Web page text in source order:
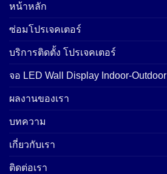
หน้าหลัก
ซ่อมโปรเจคเตอร์
บริการติดตั้ง โปรเจคเตอร์
จอ LED Wall Display Indoor-Outdoor
ผลงานของเรา
บทความ
เกี่ยวกับเรา
ติดต่อเรา